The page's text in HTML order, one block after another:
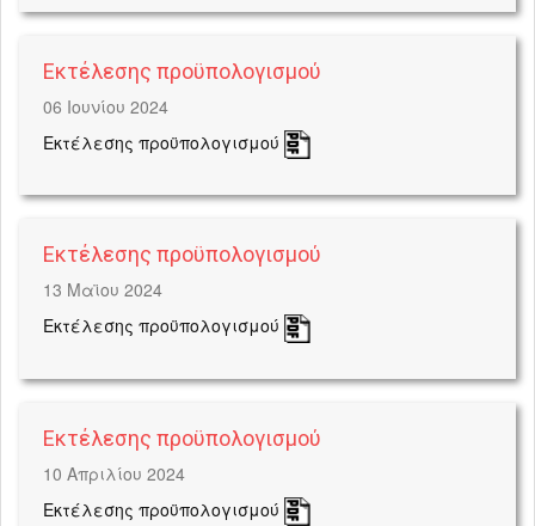
Εκτέλεσης προϋπολογισμού
06 Ιουνίου 2024
Εκτέλεσης προϋπολογισμού
Εκτέλεσης προϋπολογισμού
13 Μαϊου 2024
Εκτέλεσης προϋπολογισμού
Εκτέλεσης προϋπολογισμού
10 Απριλίου 2024
Εκτέλεσης προϋπολογισμού